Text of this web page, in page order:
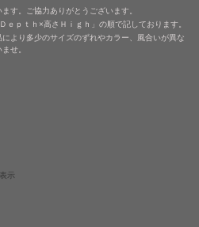
す。ご協力ありがとうございます。
ｅｐｔｈ×高さＨｉｇｈ」の順で記しております。
より多少のサイズのずれやカラー、風合いが異な
せ。
示